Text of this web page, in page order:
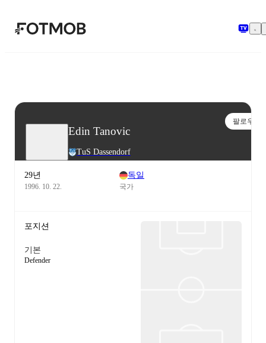
본문으로 건너뛰기
Edin Tanovic
TuS Dassendorf
팔로우
29년
1996. 10. 22.
독일
국가
포지션
기본
Defender